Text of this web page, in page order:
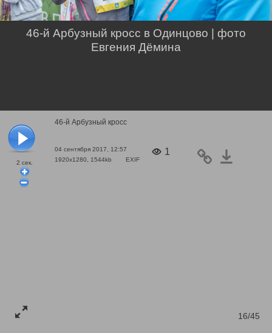
2 сек.
46-й Арбузный кросс
04 сентября 2017, 12:57
1920x1280, 1544kb
EXIF
1
16/45
46-й Арбузный кросс в Одинцово | фото
Евгения Дёмина